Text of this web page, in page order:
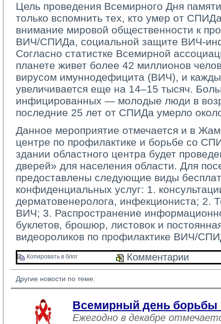
Цель проведения Всемирного Дня
только вспомнить тех, кто умер от
внимание мировой общественности к
ВИЧ/СПИДа, социальной защите ВИЧ-
Согласно статистке Всемирной
планете живет более 42 миллионов
вирусом имуннодефицита (ВИЧ), и
увеличивается еще на 14–15 тысяч.
инфицированных — молодые люди в
последние 25 лет от СПИДа умерло
Данное мероприятие отмечается и в
центре по профилактике и борьбе со
здании областного центра будет
дверей» для населения области. Для
предоставлены следующие виды
конфиденциальных услуг: 1.
дерматовенеролога, инфекциониста; 2.
ВИЧ; 3. Распространение
буклетов, брошюр, листовок и
видеороликов по профилактике ВИЧ/
Копировать в блог Комментарии
Другие новости по теме:
Всемирный день
Ежегодно в декабре